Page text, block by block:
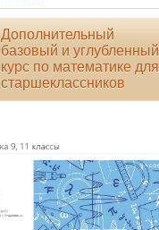
Дополнительный
базовый и углубленный
курс по математике для
старшеклассников